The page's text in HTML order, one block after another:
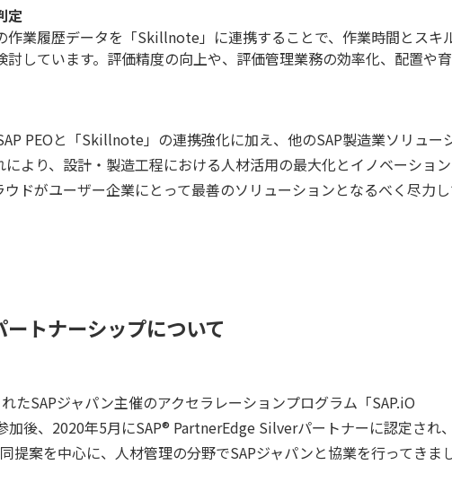
定
作業履歴データを「Skillnote」に連携することで、作業時間とスキ
しています。評価精度の向上や、評価管理業務の効率化、配置や
PEOと「Skillnote」の連携強化に加え、他のSAP製造業ソリュー
より、設計・製造工程における人材活用の最大化とイノベーション
ドがユーザー企業にとって最善のソリューションとなるべく尽力
トナーシップについて
SAPジャパン主催のアクセラレーションプログラム「SAP.iO
後、2020年5月にSAP® PartnerEdge Silverパートナーに認定され
提案を中心に、人材管理の分野でSAPジャパンと協業を行ってきま